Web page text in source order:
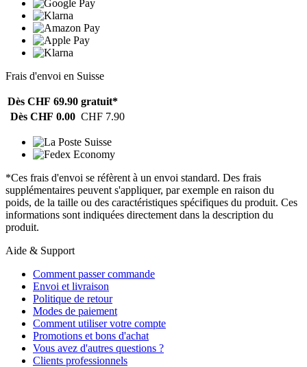
Frais d'envoi en Suisse
Dès CHF 69.90 gratuit*
Dès CHF 0.00 CHF 7.90
*Ces frais d'envoi se réfèrent à un envoi standard. Des frais
supplémentaires peuvent s'appliquer, par exemple en raison du
poids, de la taille ou des caractéristiques spécifiques du produit. Ces
informations sont indiquées directement dans la description du
produit.
Aide & Support
Comment passer commande
Envoi et livraison
Politique de retour
Modes de paiement
Comment utiliser votre compte
Promotions et bons d'achat
Vous avez d'autres questions ?
Clients professionnels